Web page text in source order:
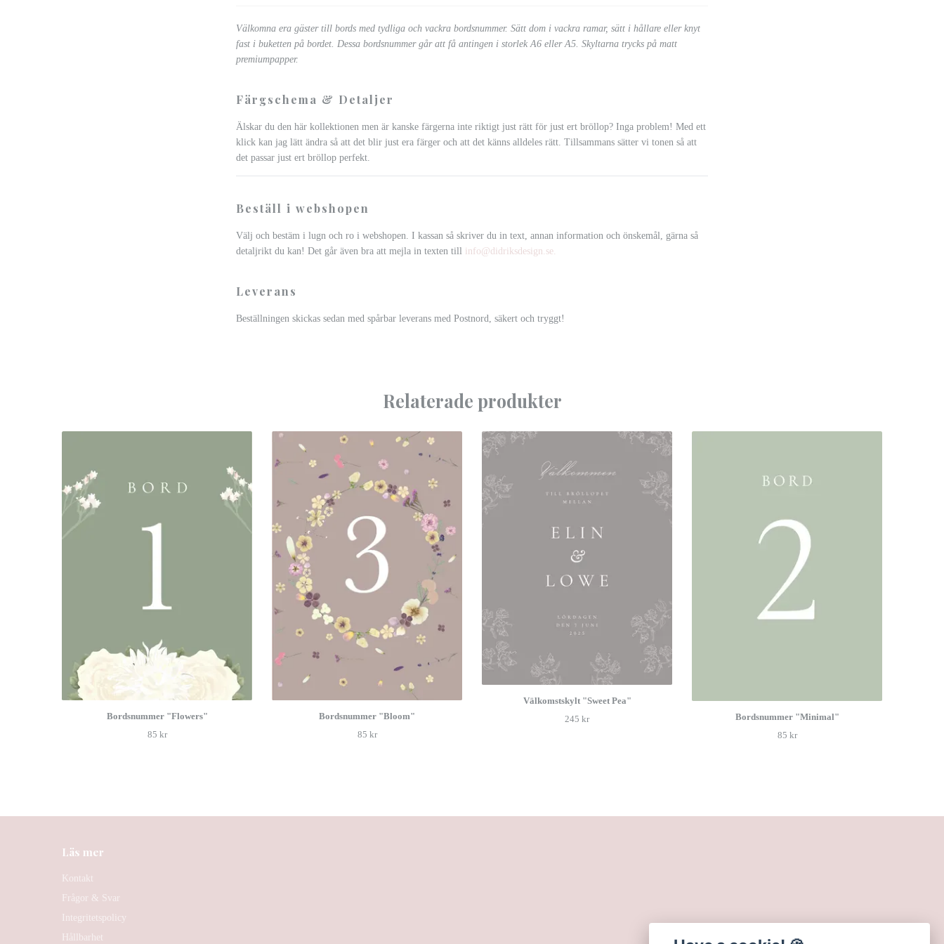
Välkomna era gäster till bords med tydliga och vackra bordsnummer. Sätt dom i vackra ramar, sätt i hållare eller knyt
fast i buketten på bordet. Dessa bordsnummer går att få antingen i storlek A6 eller A5. Skyltarna trycks på matt
premiumpapper.
Färgschema & Detaljer
Älskar du den här kollektionen men är kanske färgerna inte riktigt just rätt för just ert bröllop? Inga problem! Med ett
klick kan jag lätt ändra så att det blir just era färger och att det känns alldeles rätt. Tillsammans sätter vi tonen så att
det passar just ert bröllop perfekt.
Beställ i webshopen
Välj och bestäm i lugn och ro i webshopen. I kassan så skriver du in text, annan information och önskemål, gärna så
detaljrikt du kan! Det går även bra att mejla in texten till info@didriksdesign.se.
Leverans
Beställningen skickas sedan med spårbar leverans med Postnord, säkert och tryggt!
Relaterade produkter
Bordsnummer "Flowers"
85 kr
Bordsnummer "Bloom"
85 kr
Välkomstskylt "Sweet Pea"
245 kr
Bordsnummer "Minimal"
85 kr
Läs mer
Kontakt
Frågor & Svar
Integritetspolicy
Hållbarhet